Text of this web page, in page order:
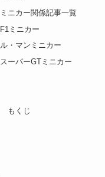
ミニカー関係記事一覧
F1ミニカー
ル・マンミニカー
スーパーGTミニカー
もくじ